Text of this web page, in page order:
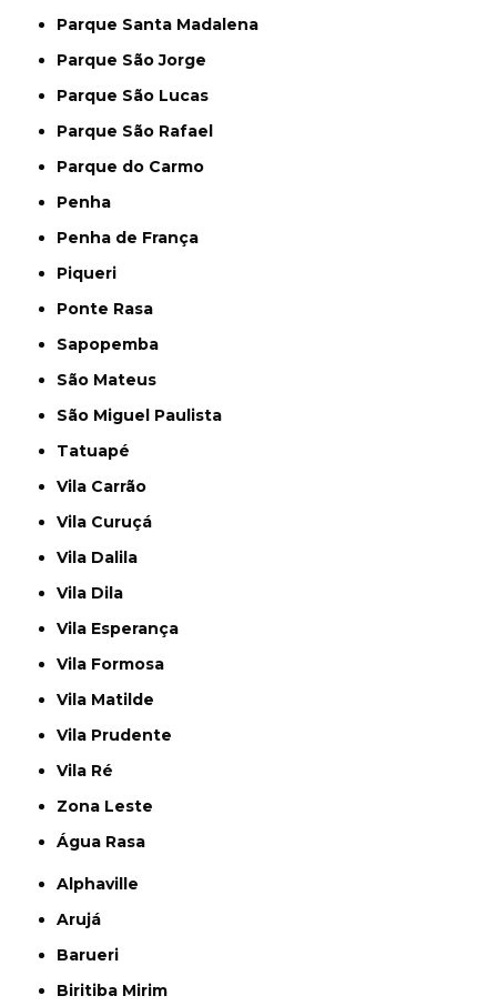
Parque Santa Madalena
Parque São Jorge
Parque São Lucas
Parque São Rafael
Parque do Carmo
Penha
Penha de França
Piqueri
Ponte Rasa
Sapopemba
São Mateus
São Miguel Paulista
Tatuapé
Vila Carrão
Vila Curuçá
Vila Dalila
Vila Dila
Vila Esperança
Vila Formosa
Vila Matilde
Vila Prudente
Vila Ré
Zona Leste
Água Rasa
Alphaville
Arujá
Barueri
Biritiba Mirim